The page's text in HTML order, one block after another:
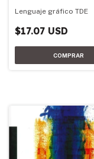
Lenguaje gráfico TDE
$17.07 USD